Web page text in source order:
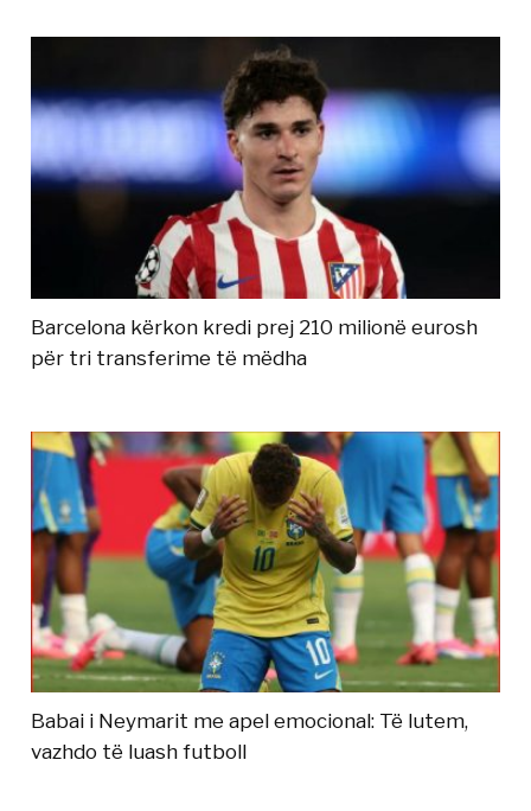
Barcelona kërkon kredi prej 210 milionë eurosh
për tri transferime të mëdha
Babai i Neymarit me apel emocional: Të lutem,
vazhdo të luash futboll